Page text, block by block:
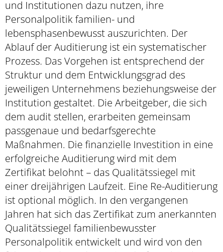
und Institutionen dazu nutzen, ihre
Personalpolitik familien- und
lebensphasenbewusst auszurichten. Der
Ablauf der Auditierung ist ein systematischer
Prozess. Das Vorgehen ist entsprechend der
Struktur und dem Entwicklungsgrad des
jeweiligen Unternehmens beziehungsweise der
Institution gestaltet. Die Arbeitgeber, die sich
dem audit stellen, erarbeiten gemeinsam
passgenaue und bedarfsgerechte
Maßnahmen. Die finanzielle Investition in eine
erfolgreiche Auditierung wird mit dem
Zertifikat belohnt – das Qualitätssiegel mit
einer dreijährigen Laufzeit. Eine Re-Auditierung
ist optional möglich. In den vergangenen
Jahren hat sich das Zertifikat zum anerkannten
Qualitätssiegel familienbewusster
Personalpolitik entwickelt und wird von den